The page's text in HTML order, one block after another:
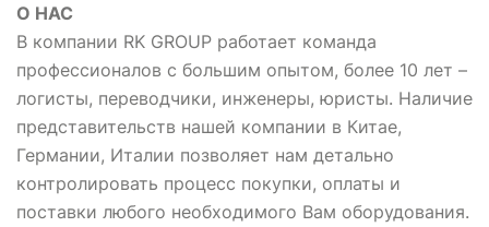
О НАС
В компании RK GROUP работает команда
профессионалов с большим опытом, более 10 лет –
логисты, переводчики, инженеры, юристы. Наличие
представительств нашей компании в Китае,
Германии, Италии позволяет нам детально
контролировать процесс покупки, оплаты и
поставки любого необходимого Вам оборудования.